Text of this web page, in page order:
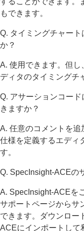
もできます。
Q. タイミングチャー
か？
A. 使用できます。但
ディタのタイミングチ
Q. アサーションコー
きますか？
A. 任意のコメントを
仕様を定義するエディ
す。
Q. SpecInsight-ACEの
A. SpecInsight-ACEを
サポートページからサ
できます。ダウンロー
ACEにインポートして